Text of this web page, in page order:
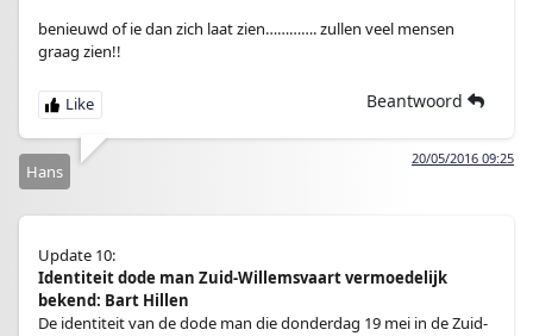
benieuwd of ie dan zich laat zien…………. zullen veel mensen
graag zien!!
Beantwoord
20/05/2016 09:25
Hans
Update 10:
Identiteit dode man Zuid-Willemsvaart vermoedelijk
bekend: Bart Hillen
De identiteit van de dode man die donderdag 19 mei in de Zuid-